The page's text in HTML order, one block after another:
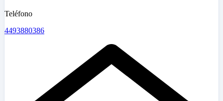
Teléfono
4493880386